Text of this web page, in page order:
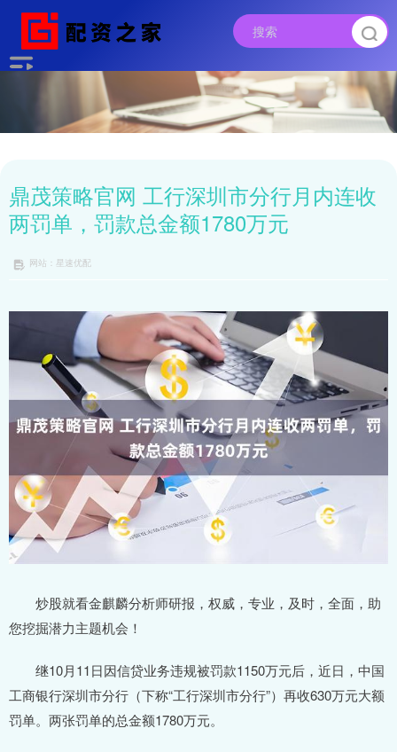
鼎茂策略官网 工行深圳市分行月内连收
两罚单，罚款总金额1780万元
网站：星速优配
炒股就看金麒麟分析师研报，权威，专业，及时，全面，助
您挖掘潜力主题机会！
继10月11日因信贷业务违规被罚款1150万元后，近日，中国
工商银行深圳市分行（下称“工行深圳市分行”）再收630万元大额
罚单。两张罚单的总金额1780万元。